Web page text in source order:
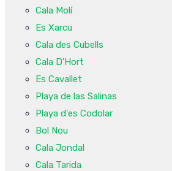
Cala Molí
Es Xarcu
Cala des Cubells
Cala D'Hort
Es Cavallet
Playa de las Salinas
Playa d'es Codolar
Bol Nou
Cala Jondal
Cala Tarida